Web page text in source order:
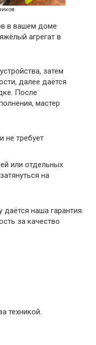
в вашем доме
агрегат в
затем
далее даётся
После
мастер
не требует
или отдельных
на
наша гарантия.
за качество
техникой.